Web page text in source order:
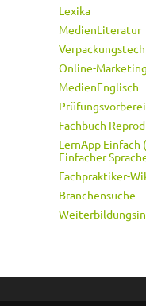
Lexika
MedienLiteratur
Online-
MedienEnglisch
Fachbuch
LernApp Einfach
Einfacher
Fachpraktiker-
Branchensuche